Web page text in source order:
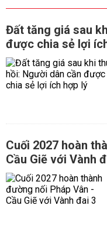
Đất tăng giá sau
được chia sẻ lợi
Cuối 2027 hoàn
Cầu Giẽ với Vành